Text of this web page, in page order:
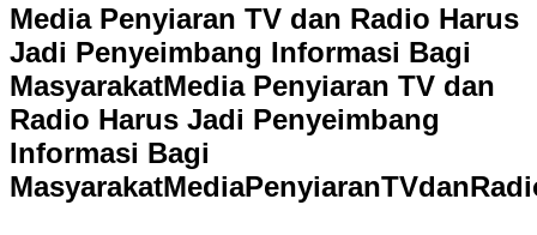
Media Penyiaran TV dan Radio Harus
Jadi Penyeimbang Informasi Bagi
MasyarakatMedia Penyiaran TV dan
Radio Harus Jadi Penyeimbang
Informasi Bagi
MasyarakatMediaPenyiaranTVdanRadi